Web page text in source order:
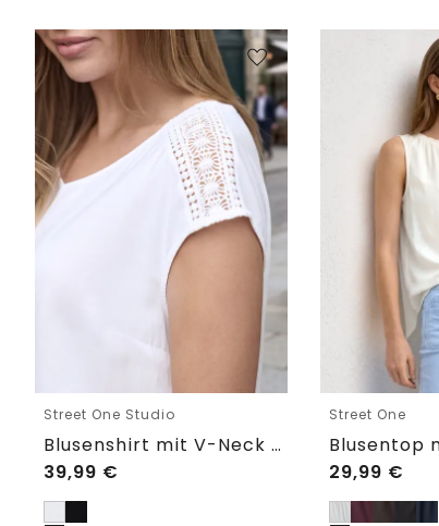
Street One Studio
Blusenshirt mit V-Neck und Spitze
39,99 €
Street One
29,99 €